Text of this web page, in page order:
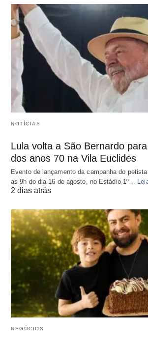
NOTÍCIAS
Lula volta a São Bernardo
dos anos 70 na Vila Euclides
Evento de lançamento da campanha do
as 9h do dia 16 de agosto, no Estádio 1º…
2 dias atrás
NEGÓCIOS